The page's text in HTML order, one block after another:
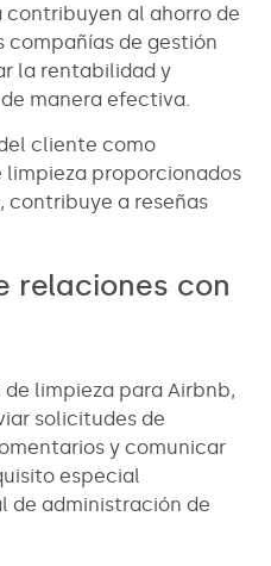
al ahorro de
compañías de gestión
la rentabilidad y
manera efectiva.
cliente como
limpieza proporcionados
contribuye a reseñas
relaciones con
limpieza para Airbnb,
solicitudes de
y comunicar
especial
de administración de